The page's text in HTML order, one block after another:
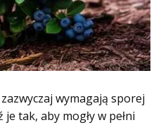
wymagają sporej
tak, aby mogły w pełni